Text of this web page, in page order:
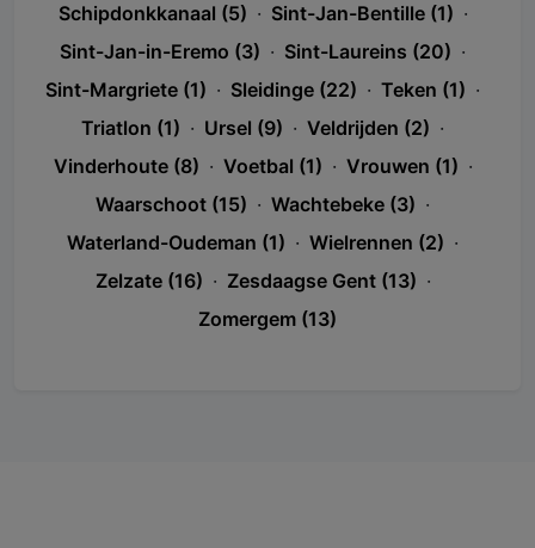
Schipdonkkanaal (5) · Sint-Jan-Bentille (1) ·
Sint-Jan-in-Eremo (3) · Sint-Laureins (20) ·
Sint-Margriete (1) · Sleidinge (22) · Teken (1) ·
Triatlon (1) · Ursel (9) · Veldrijden (2) ·
Vinderhoute (8) · Voetbal (1) · Vrouwen (1) ·
Waarschoot (15) · Wachtebeke (3) ·
Waterland-Oudeman (1) · Wielrennen (2) ·
Zelzate (16) · Zesdaagse Gent (13) ·
Zomergem (13)